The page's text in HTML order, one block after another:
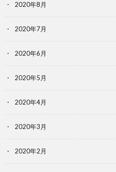
2020年8月
2020年7月
2020年6月
2020年5月
2020年4月
2020年3月
2020年2月